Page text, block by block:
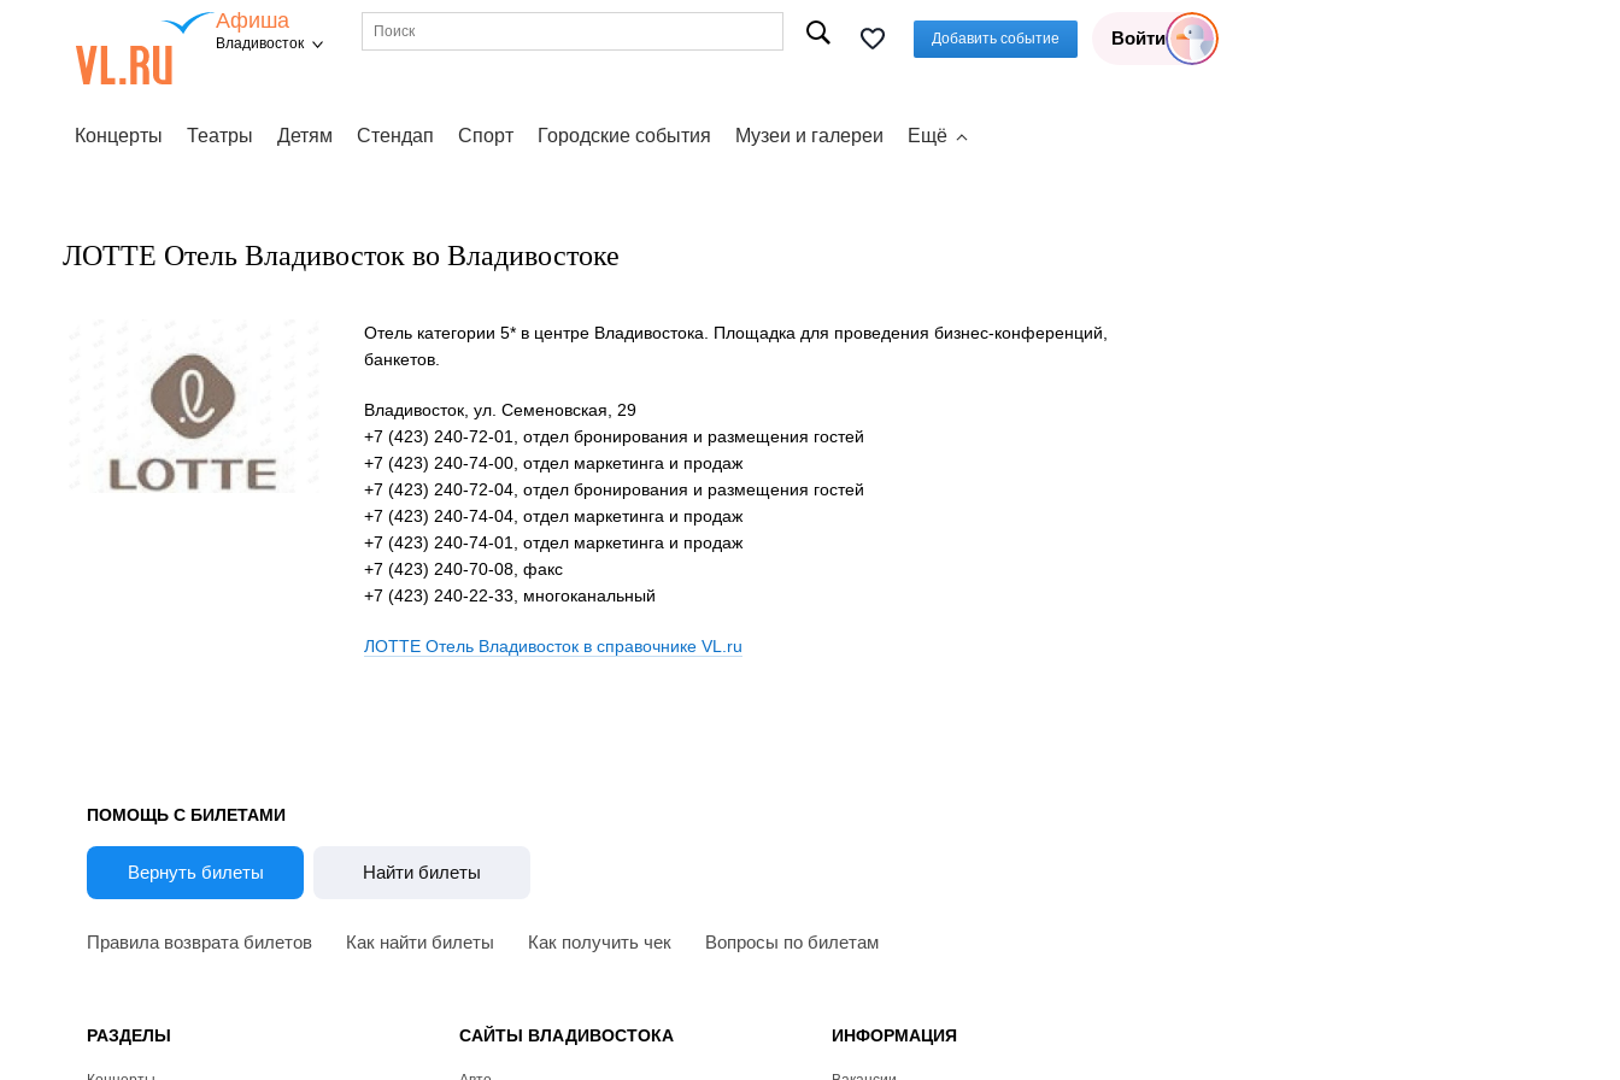
Афиша
Владивосток Добавить событие Войти
Концерты Театры Детям Стендап Спорт Городские события Музеи и галереи Ещё
ЛОТТЕ Отель Владивосток во Владивостоке
Отель категории 5* в центре Владивостока. Площадка для проведения бизнес-конференций,
банкетов.
Владивосток, ул. Семеновская, 29
+7 (423) 240-72-01, отдел бронирования и размещения гостей
+7 (423) 240-74-00, отдел маркетинга и продаж
+7 (423) 240-72-04, отдел бронирования и размещения гостей
+7 (423) 240-74-04, отдел маркетинга и продаж
+7 (423) 240-74-01, отдел маркетинга и продаж
+7 (423) 240-70-08, факс
+7 (423) 240-22-33, многоканальный
ЛОТТЕ Отель Владивосток в справочнике VL.ru
ПОМОЩЬ С БИЛЕТАМИ
Вернуть билеты Найти билеты
Правила возврата билетов Как найти билеты Как получить чек Вопросы по билетам
РАЗДЕЛЫ САЙТЫ ВЛАДИВОСТОКА ИНФОРМАЦИЯ